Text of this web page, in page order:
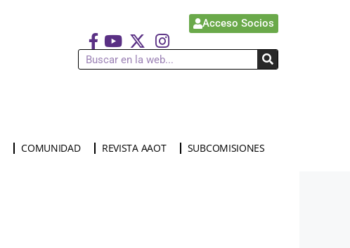
Acceso Socios
COMUNIDAD REVISTA AAOT SUBCOMISIONES